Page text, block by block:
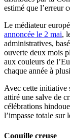
estimé que l’erreur
Le médiateur
annoncée le 2 mai,
administratives,
ouverte deux mois
aux couleurs de
chaque année à
Avec cette initiative
attiré une salve de
célébrations
l’impasse totale sur
Coquille creuse